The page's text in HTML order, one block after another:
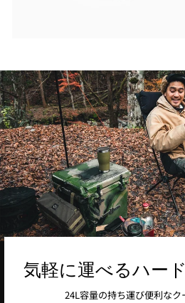
気軽に運べるハー
24L容量の持ち運び便利なク